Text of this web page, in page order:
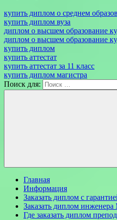
купить диплом о среднем
купить диплом вуза
диплом о высшем образование
диплом о высшем образование
купить диплом
купить аттестат
купить аттестат за 11 класс
купить диплом магистра
Поиск для:
Главная
Информация
Заказать диплом с
Заказать диплом инженера
Где заказать диплом